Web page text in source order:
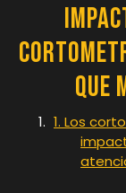
que
1. Los